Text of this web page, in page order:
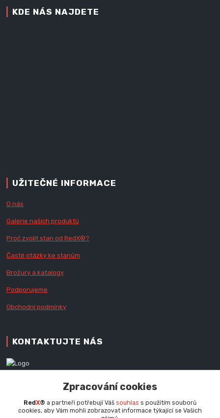
KDE NÁS NAJDETE
UŽITEČNÉ INFORMACE
O nás
Galerie našich produktů
Proč zvolit stan od RedX®?
Časté otázky ke stanům
Brožury a katalogy
Podporujeme
Obchodní podmínky
KONTAKTUJTE NÁS
+420 777 979 111
info@redx.cz
Zpracování cookies
Red X® a partneři potřebují Váš souhlas s použitím souborů
cookies, aby Vám mohli zobrazovat informace týkající se Vašich